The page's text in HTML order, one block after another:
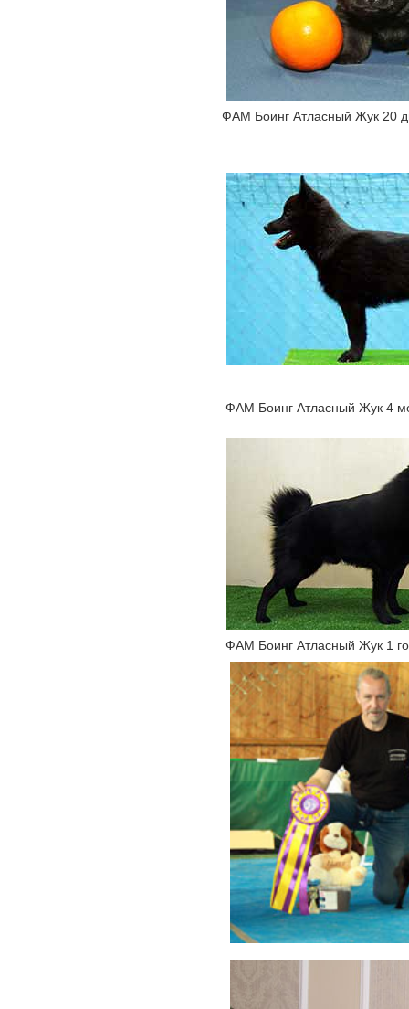
ФАМ Боинг Атласный Жук 20
ФАМ Боинг Атласный Жук 4
ФАМ Боинг Атласный Жук 1